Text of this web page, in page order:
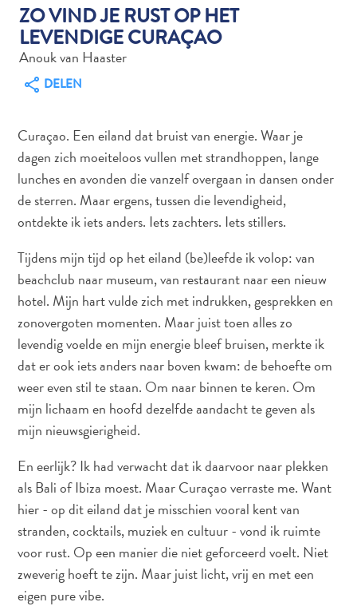
Autoverhuur
Bezienswaardigheden
en
snorkelplekken
Duikoperators
Eten
en
Kunst
en
cultuur
Landactiviteiten
Musea
Nachtleven
entertainment
Natuur
en
parken
Sauna
en
wellness
en
golf
Stranden
ZO VIND JE RUST OP HET
LEVENDIGE CURAÇAO
Anouk van Haaster
DELEN
Curaçao. Een eiland dat bruist van energie. Waar je
dagen zich moeiteloos vullen met strandhoppen, lange
lunches en avonden die vanzelf overgaan in dansen onder
de sterren. Maar ergens, tussen die levendigheid,
ontdekte ik iets anders. Iets zachters. Iets stillers.
Tijdens mijn tijd op het eiland (be)leefde ik volop: van
beachclub naar museum, van restaurant naar een nieuw
hotel. Mijn hart vulde zich met indrukken, gesprekken en
zonovergoten momenten. Maar juist toen alles zo
levendig voelde en mijn energie bleef bruisen, merkte ik
dat er ook iets anders naar boven kwam: de behoefte om
weer even stil te staan. Om naar binnen te keren. Om
mijn lichaam en hoofd dezelfde aandacht te geven als
mijn nieuwsgierigheid.
En eerlijk? Ik had verwacht dat ik daarvoor naar plekken
als Bali of Ibiza moest. Maar Curaçao verraste me. Want
hier - op dit eiland dat je misschien vooral kent van
stranden, cocktails, muziek en cultuur - vond ik ruimte
voor rust. Op een manier die niet geforceerd voelt. Niet
zweverig hoeft te zijn. Maar juist licht, vrij en met een
eigen pure vibe.